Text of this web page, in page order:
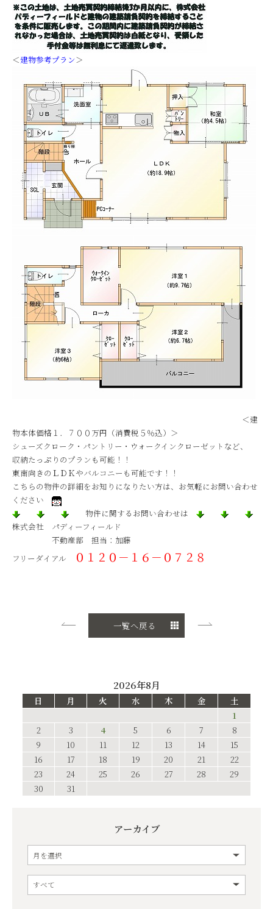
＜建物参考プラン＞
＜建
物本体価格１．７００万円（消費税５％込）＞
シューズクローク・パントリー・ウォークインクローゼットなど、
収納たっぷりのプランも可能！！
東南向きのＬＤＫやバルコニーも可能です！！
こちらの物件の詳細をお知りになりたい方は、お気軽にお問い合わせ
ください
物件に関するお問い合わせは
株式会社 パディーフィールド
不動産部 担当：加藤
フリーダイアル
０１２０－１６－０７２８
一覧へ戻る
2026年8月
日 月 火 水 木 金
土
1
2
3 4 5 6 7
8
9
10 11 12 13 14
15
16
17 18 19 20 21
22
23
24 25 26 27 28
29
30
31
アーカイブ